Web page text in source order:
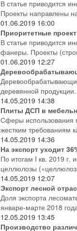
В статье приводится
Проекты направлены
01.06.2019 16:00
Приоритетные
В статье приводится
фанеры. Проекты
01.06.2019 12:27
деревянной
14.05.2019 14:38
Плиты ДСП в
Сферы
жестким требованиям
14.05.2019 14:36
На экспорт уходит
По итогам I кв. 2019 г.
целлюлозы
14.05.2019 12:07
Экспорт лесной
Доля экспорта
январе-марте 2018
12.05.2019 13:45
Производство